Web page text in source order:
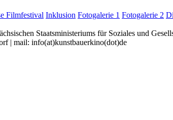
Filmfestival Inklusion Fotogalerie 1 Fotogalerie 2
Staatsministeriums für Soziales und
| mail: info(at)kunstbauerkino(dot)de